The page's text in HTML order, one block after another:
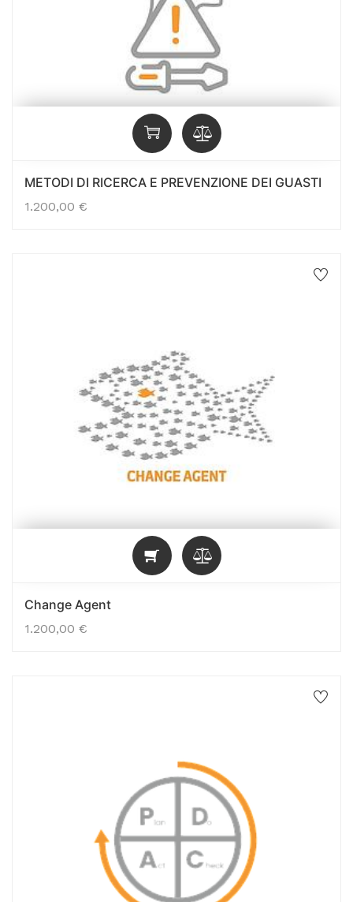
METODI DI RICERCA E PREVENZIONE DEI GUASTI
1.200,00 €
Change Agent
1.200,00 €